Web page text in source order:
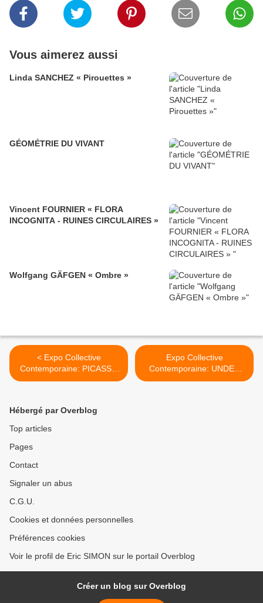
Vous aimerez aussi
Linda SANCHEZ « Pirouettes »
GÉOMÉTRIE DU VIVANT
Vincent FOURNIER « FLORA
INCOGNITA - RUINES CIRCULAIRES »
Wolfgang GÄFGEN « Ombre »
< Expo Collective
Contemporaine: PICASSO
MANIA
Expo Collective
Contemporaine: UNDER
REALISM >
Hébergé par Overblog
Top articles
Pages
Contact
Signaler un abus
C.G.U.
Cookies et données personnelles
Préférences cookies
Voir le profil de Eric SIMON sur le portail Overblog
Créer un blog sur Overblog